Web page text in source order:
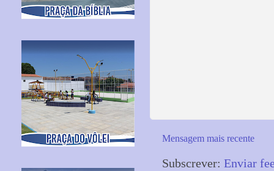
Mensagem mais recente
Subscrever: Enviar